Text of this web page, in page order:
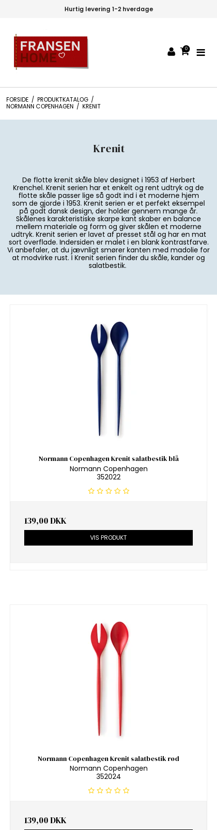
30 dages fortrydelsesret
0
FORSIDE / PRODUKTKATALOG /
NORMANN COPENHAGEN / KRENIT
Krenit
De flotte krenit skåle blev designet i 1953 af Herbert
Krenchel. Krenit serien har et enkelt og rent udtryk og de
flotte skåle passer lige så godt ind i et moderne hjem
som de gjorde i 1953. Krenit serien er et perfekt eksempel
på godt dansk design, der holder gennem mange år.
Skålenes karakteristiske skarpe kant skaber en balance
mellem materiale og form og giver skålen et moderne
udtryk. Krenit serien er lavet af presset stål og har en mat
sort overflade. Indersiden er malet i en blank kontrastfarve.
Vi anbefaler, at du jævnligt smører kanten med madolie for
at modvirke rust. I Krenit serien finder du skåle, kander og
salatbestik.
Normann Copenhagen Krenit salatbestik blå
Normann Copenhagen
352022
139,00 DKK
VIS PRODUKT
Normann Copenhagen Krenit salatbestik rød
Normann Copenhagen
352024
139,00 DKK